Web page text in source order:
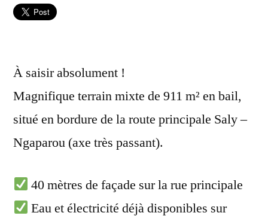
À saisir absolument !
Magnifique terrain mixte de 911 m² en bail,
situé en bordure de la route principale Saly –
Ngaparou (axe très passant).
40 mètres de façade sur la rue principale
Eau et électricité déjà disponibles sur